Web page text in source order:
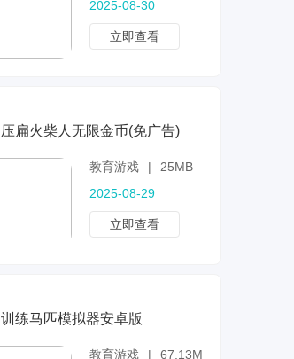
2025-08-30
立即查看
压扁火柴人无限金币(免广告)
教育游戏 |
25MB
2025-08-29
立即查看
训练马匹模拟器安卓版
教育游戏 | 67.13MB